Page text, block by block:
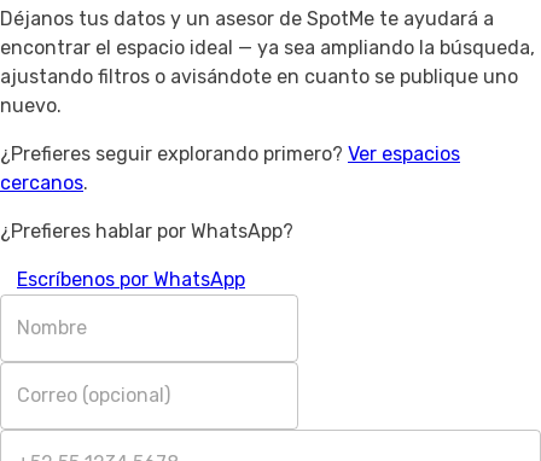
Déjanos tus datos y un asesor de SpotMe te ayudará a
encontrar el espacio ideal — ya sea ampliando la búsqueda,
ajustando filtros o avisándote en cuanto se publique uno
nuevo.
¿Prefieres seguir explorando primero? Ver espacios
cercanos.
¿Prefieres hablar por WhatsApp?
Escríbenos por WhatsApp